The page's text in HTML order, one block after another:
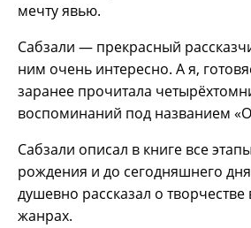
мечту явью.
Сабзали — прекрасный
ним очень интересно. А я,
заранее прочитала
воспоминаний под названием
Сабзали описал в книге все
рождения и до сегодняшнего
душевно рассказал о
жанрах.